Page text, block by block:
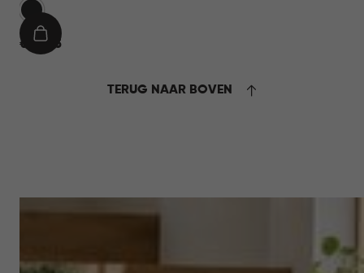
Zwart
€
€ 26,95
IN
TERUG NAAR BOVEN